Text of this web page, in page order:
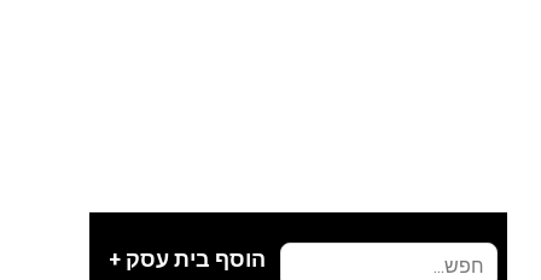
הוסף בית עסק +